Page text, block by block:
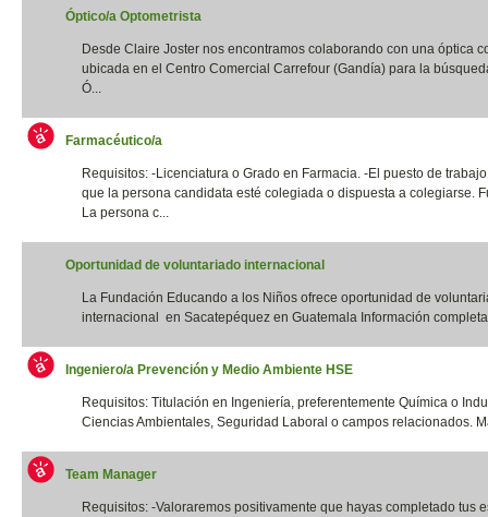
Óptico/a Optometrista
Desde Claire Joster nos encontramos colaborando con una óptica
ubicada en el Centro Comercial Carrefour (Gandía) para la
Ó...
Farmacéutico/a
Requisitos: -Licenciatura o Grado en Farmacia. -El puesto de
que la persona candidata esté colegiada o dispuesta a colegiarse.
La persona c...
Oportunidad de voluntariado internacional
La Fundación Educando a los Niños ofrece oportunidad de
internacional en Sacatepéquez en Guatemala Información
Ingeniero/a Prevención y Medio Ambiente HSE
Requisitos: Titulación en Ingeniería, preferentemente Química o
Ciencias Ambientales, Seguridad Laboral o campos relacionados.
Team Manager
Requisitos: -Valoraremos positivamente que hayas completado tus